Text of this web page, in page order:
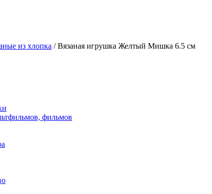
из хлопка /Вязаная игрушка Желтый Мишка 6.5 см
фильмов